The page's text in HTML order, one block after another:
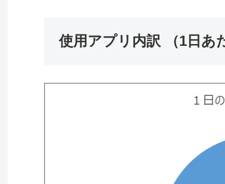
使用アプリ内訳 （1日あ